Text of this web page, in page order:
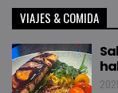
VIAJES & COMIDA